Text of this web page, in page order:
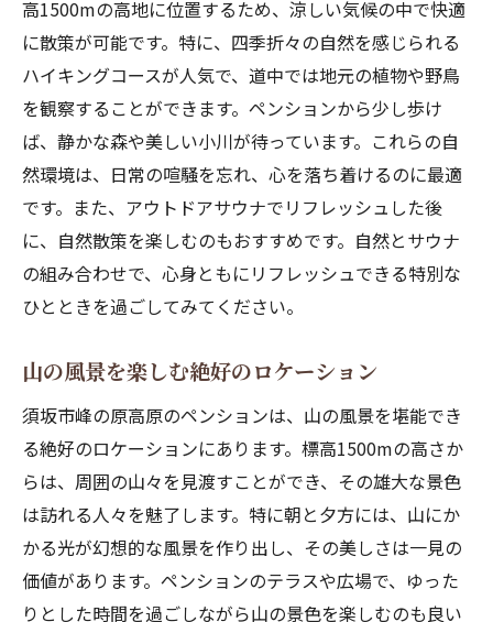
高1500mの高地に位置するため、涼しい気候の中で快適
に散策が可能です。特に、四季折々の自然を感じられる
ハイキングコースが人気で、道中では地元の植物や野鳥
を観察することができます。ペンションから少し歩け
ば、静かな森や美しい小川が待っています。これらの自
然環境は、日常の喧騒を忘れ、心を落ち着けるのに最適
です。また、アウトドアサウナでリフレッシュした後
に、自然散策を楽しむのもおすすめです。自然とサウナ
の組み合わせで、心身ともにリフレッシュできる特別な
ひとときを過ごしてみてください。
山の風景を楽しむ絶好のロケーション
須坂市峰の原高原のペンションは、山の風景を堪能でき
る絶好のロケーションにあります。標高1500mの高さか
らは、周囲の山々を見渡すことができ、その雄大な景色
は訪れる人々を魅了します。特に朝と夕方には、山にか
かる光が幻想的な風景を作り出し、その美しさは一見の
価値があります。ペンションのテラスや広場で、ゆった
りとした時間を過ごしながら山の景色を楽しむのも良い